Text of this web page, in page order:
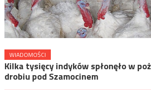
WIADOMOŚCI
Kilka tysięcy indyków spłonęło w
drobiu pod Szamocinem